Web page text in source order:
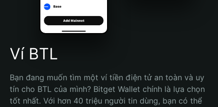
Português (Brasil)
Español (Argentina)
Ví BTL
Bạn đang muốn tìm một ví tiền điện tử an toàn và uy
tín cho BTL của mình? Bitget Wallet chính là lựa chọn
tốt nhất. Với hơn 40 triệu người tin dùng, bạn có thể